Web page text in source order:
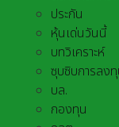
ประกัน
หุ้นเด่นวันนี้
บทวิเคราะห์
ซุบซิบการลง
บล.
กองทุน